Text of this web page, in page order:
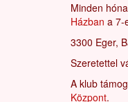
Minden
Házban a 7-
3300 Eger,
Szeretettel
A klub
Központ.